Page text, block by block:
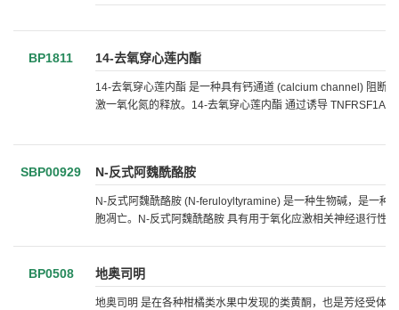
BP1811 14-去氧穿心莲内酯
14-去氧穿心莲内酯 是一种具有钙通道 (calcium channel) 阻断
激一氧化氮的释放。14-去氧穿心莲内酯 通过诱导 TNFRSF1A
SBP00929 N-反式阿魏酰酪胺
N-反式阿魏酰酪胺 (N-feruloyltyramine) 是一种生物碱，是一种
胞凋亡。N-反式阿魏酰酪胺 具有用于氧化应激相关神经退行性
BP0508 地奥司明
地奥司明 是在各种柑橘类水果中发现的类黄酮，也是芳烃受体